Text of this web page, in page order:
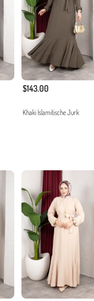
$143.00
Khaki İslamitische Jurk